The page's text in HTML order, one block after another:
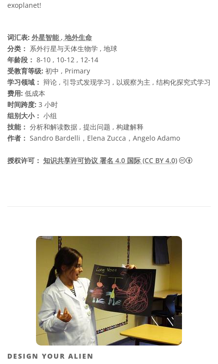
exoplanet!
词汇表: 外星智能 , 地外生命
分类： 系外行星与天体生物学 , 地球
年龄段： 8-10 , 10-12 , 12-14
受教育等级: 初中 , Primary
学习领域： 辩论 , 引导式发现学习 , 以观察为主 , 结构化探究式学习
费用: 低成本
时间跨度: 3 小时
组别大小： 小组
技能： 分析和解读数据 , 提出问题 , 构建解释
作者： Sandro Bardelli，Elena Zucca，Angelo Adamo
授权许可： 知识共享许可协议 署名 4.0 国际 (CC BY 4.0) 知识共
DESIGN YOUR ALIEN